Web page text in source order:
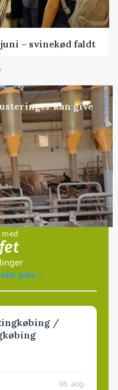
– svinekød faldt
kan give
med
jobs
/
06. aug.